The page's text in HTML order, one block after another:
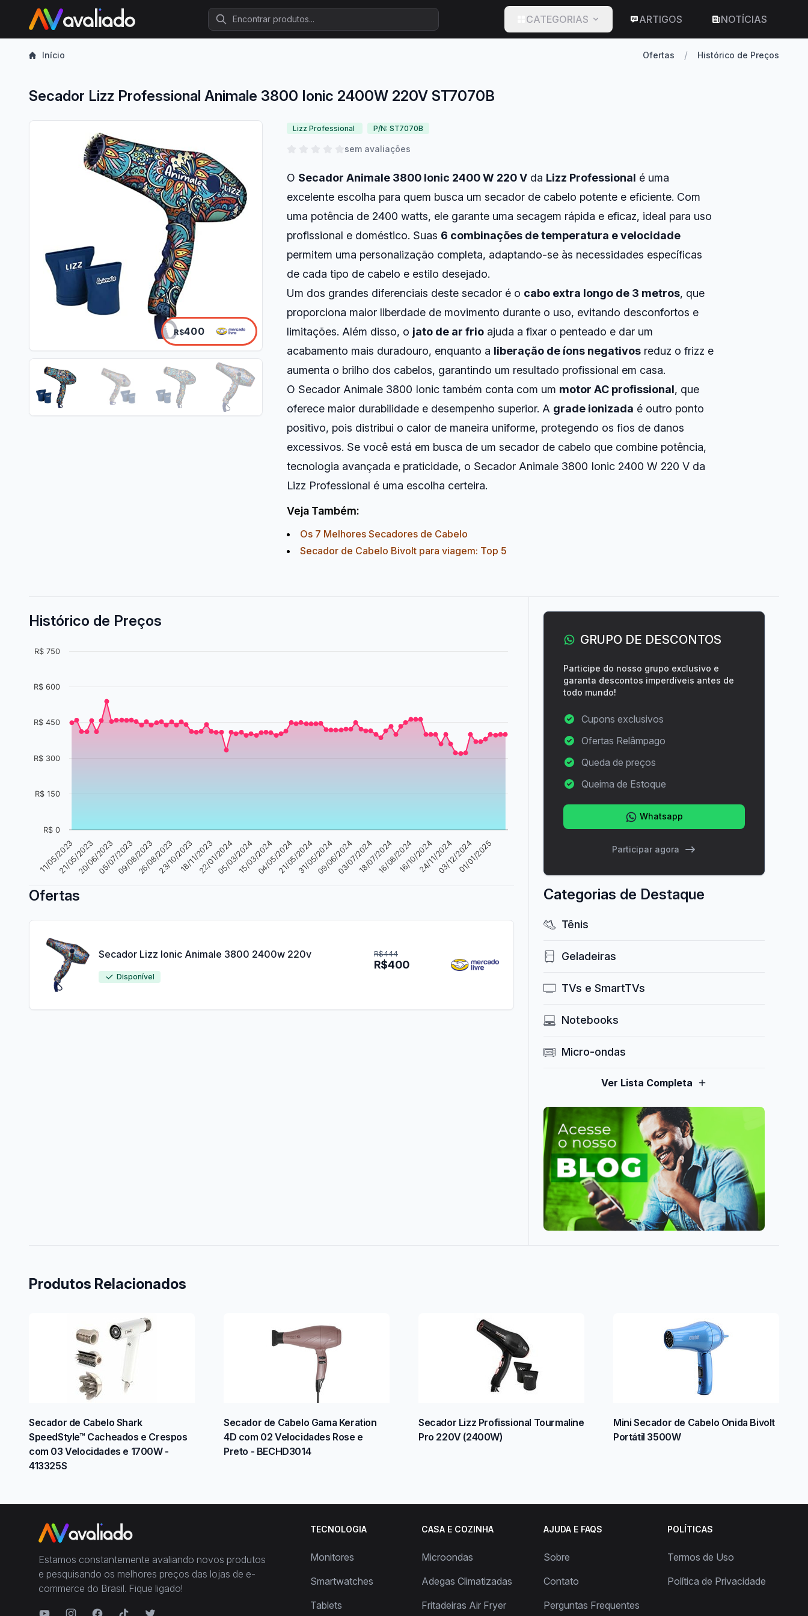
Procurar
CATEGORIAS ARTIGOS NOTÍCIAS
Início Ofertas / Histórico de Preços
Secador Lizz Professional Animale 3800 Ionic 2400W 220V ST7070B
R$400
Lizz Professional P/N: ST7070B
sem avaliações
O Secador Animale 3800 Ionic 2400 W 220 V da Lizz Professional é uma
excelente escolha para quem busca um secador de cabelo potente e eficiente. Com
uma potência de 2400 watts, ele garante uma secagem rápida e eficaz, ideal para uso
profissional e doméstico. Suas 6 combinações de temperatura e velocidade
permitem uma personalização completa, adaptando-se às necessidades específicas
de cada tipo de cabelo e estilo desejado.
Um dos grandes diferenciais deste secador é o cabo extra longo de 3 metros, que
proporciona maior liberdade de movimento durante o uso, evitando desconfortos e
limitações. Além disso, o jato de ar frio ajuda a fixar o penteado e dar um
acabamento mais duradouro, enquanto a liberação de íons negativos reduz o frizz e
aumenta o brilho dos cabelos, garantindo um resultado profissional em casa.
O Secador Animale 3800 Ionic também conta com um motor AC profissional, que
oferece maior durabilidade e desempenho superior. A grade ionizada é outro ponto
positivo, pois distribui o calor de maneira uniforme, protegendo os fios de danos
excessivos. Se você está em busca de um secador de cabelo que combine potência,
tecnologia avançada e praticidade, o Secador Animale 3800 Ionic 2400 W 220 V da
Lizz Professional é uma escolha certeira.
Veja Também:
Os 7 Melhores Secadores de Cabelo
Secador de Cabelo Bivolt para viagem: Top 5
Histórico de Preços
11/05/2023
21/05/202320/06/202305/07/202309/08/202326/08/202323/10/202318/11/202322/01/202405/03/202415/03/202404/05/202421/05/202431/05/202409/06/202403/07/202418/07/202416/08/202416/10/202424/11/202403/12/202401/01/2025
R$ 0
R$ 150
R$ 300
R$ 450
R$ 600
R$ 750
Ofertas
R$400
R$444
Secador Lizz Ionic Animale 3800 2400w 220v
Disponível
GRUPO DE DESCONTOS
Participe do nosso grupo exclusivo e
garanta descontos imperdíveis antes de
todo mundo!
Cupons exclusivos
Ofertas Relâmpago
Queda de preços
Queima de Estoque
Whatsapp
Participar agora
Categorias de Destaque
Tênis
Geladeiras
TVs e SmartTVs
Notebooks
Micro-ondas
Ver Lista Completa
Produtos Relacionados
Secador de Cabelo Shark
SpeedStyle™ Cacheados e Crespos
com 03 Velocidades e 1700W -
413325S
Secador de Cabelo Gama Keration
4D com 02 Velocidades Rose e
Preto - BECHD3014
Secador Lizz Profissional Tourmaline
Pro 220V (2400W)
Mini Secador de Cabelo Onida Bivolt
Portátil 3500W
Estamos constantemente avaliando novos produtos
e pesquisando os melhores preços das lojas de e-
commerce do Brasil. Fique ligado!
TECNOLOGIA
Monitores
Smartwatches
Tablets
CASA E COZINHA
Microondas
Adegas Climatizadas
Fritadeiras Air Fryer
AJUDA E FAQS
Sobre
Contato
Perguntas Frequentes
POLÍTICAS
Termos de Uso
Política de Privacidade